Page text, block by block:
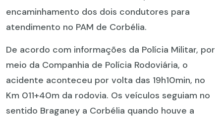
encaminhamento dos dois condutores para
atendimento no PAM de Corbélia.
De acordo com informações da Polícia Militar, por
meio da Companhia de Polícia Rodoviária, o
acidente aconteceu por volta das 19h10min, no
Km 011+40m da rodovia. Os veículos seguiam no
sentido Braganey a Corbélia quando houve a